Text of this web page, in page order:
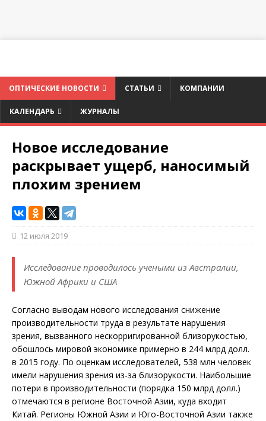
ОПТИЧЕСКИЕ НОВОСТИ СТАТЬИ КОМПАНИИ
КАЛЕНДАРЬ ЖУРНАЛЫ
Новое исследование
раскрывает ущерб, наносимый
плохим зрением
12 июля 2019
Исследование проводилось учеными из Австралии,
Южной Африки и США
Согласно выводам нового исследования снижение
производительности труда в результате нарушения
зрения, вызванного нескорригированной близорукостью,
обошлось мировой экономике примерно в 244 млрд долл.
в 2015 году. По оценкам исследователей, 538 млн человек
имели нарушения зрения из-за близорукости. Наибольшие
потери в производительности (порядка 150 млрд долл.)
отмечаются в регионе Восточной Азии, куда входит
Китай. Регионы Южной Азии и Юго-Восточной Азии также